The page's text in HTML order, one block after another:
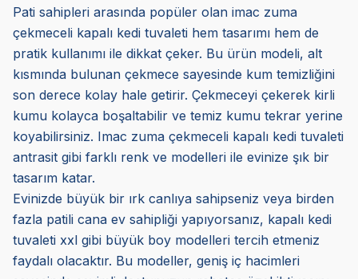
Pati sahipleri arasında popüler olan imac zuma
çekmeceli kapalı kedi tuvaleti hem tasarımı hem de
pratik kullanımı ile dikkat çeker. Bu ürün modeli, alt
kısmında bulunan çekmece sayesinde kum temizliğini
son derece kolay hale getirir. Çekmeceyi çekerek kirli
kumu kolayca boşaltabilir ve temiz kumu tekrar yerine
koyabilirsiniz. Imac zuma çekmeceli kapalı kedi tuvaleti
antrasit gibi farklı renk ve modelleri ile evinize şık bir
tasarım katar.
Evinizde büyük bir ırk canlıya sahipseniz veya birden
fazla patili cana ev sahipliği yapıyorsanız, kapalı kedi
tuvaleti xxl gibi büyük boy modelleri tercih etmeniz
faydalı olacaktır. Bu modeller, geniş iç hacimleri